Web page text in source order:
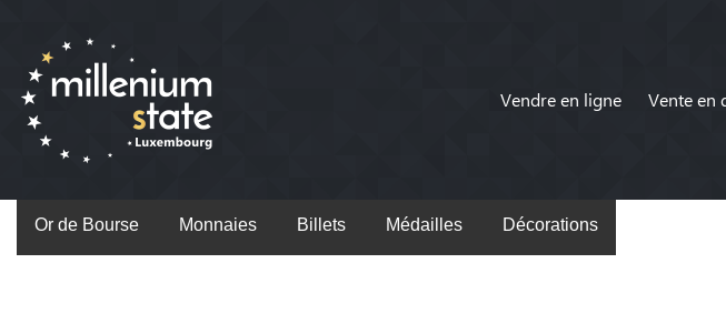
Vendre en ligne Vente en
Or de Bourse Monnaies Billets Médailles Décorations